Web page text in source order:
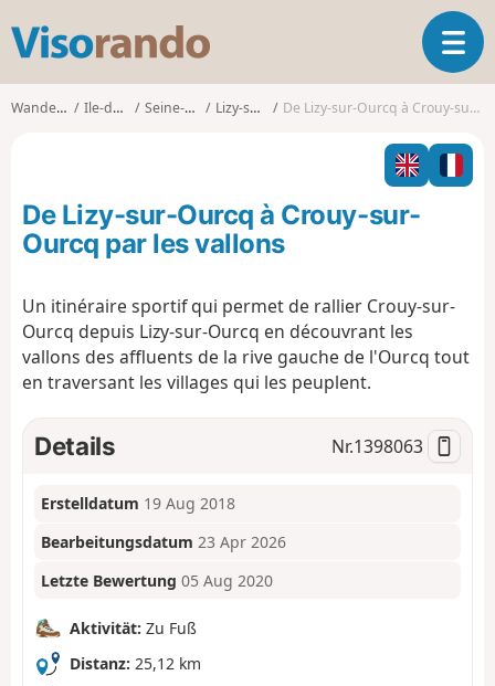
s
o
o
T
o
l
n
a
i
Wanderungen Ile-de-France Seine-et-Marne Lizy-sur-Ourcq De Lizy-sur-Ourcq à Crouy-sur-Ourcq par les vallons
De Lizy-sur-Ourcq à Crouy-sur-
Ourcq par les vallons
Un itinéraire sportif qui permet de rallier Crouy-sur-
Ourcq depuis Lizy-sur-Ourcq en découvrant les
vallons des affluents de la rive gauche de l'Ourcq tout
en traversant les villages qui les peuplent.
Details Nr.1398063
Erstelldatum 19 Aug 2018
Bearbeitungsdatum 23 Apr 2026
Letzte Bewertung 05 Aug 2020
Aktivität: Zu Fuß
Distanz: 25,12 km